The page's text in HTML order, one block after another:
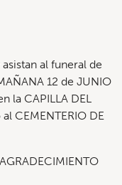
al funeral de
12 de JUNIO
la CAPILLA DEL
CEMENTERIO DE